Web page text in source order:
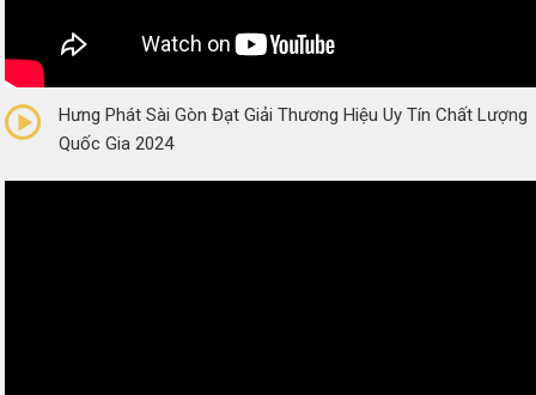
(0 Reviews)
Hưng Phát Sài Gòn Đạt Giải Thương Hiệu Uy Tín Chất Lượng
Quốc Gia 2024